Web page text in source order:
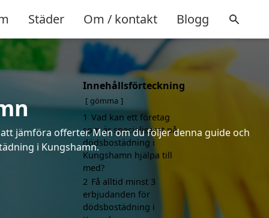
Städer Om / kontakt Blogg
jämföra offerter. Men om du följer denna guide och
i Kungshamn.
Innehållsförteckning
gömma
1 Vad kan ett företag
som är specialiserat på
dödsbostädning i
Kungshamn hjälpa till
med?
2 Få alltid minst 3
erbjudanden för
dödsbostädning i